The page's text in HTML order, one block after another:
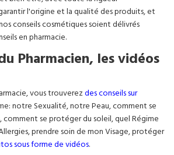
l'origine et la qualité des produits, et
conseils cosmétiques soient délivrés
en pharmacie.
Pharmacien, les vidéos
vous trouverezdes conseils sur
notre Sexualité, notre Peau, comment se
se protéger du soleil, quel Régime
prendre soin de mon Visage, protéger
sous forme de vidéos.